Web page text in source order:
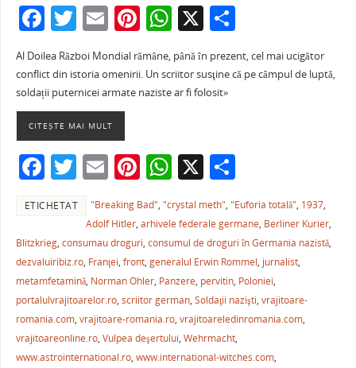
F
a
c
e
b
o
o
k
T
w
itt
er
E
m
ai
l
Pi
nt
er
e
W
h
at
s
p
p
X P
ta
Al Doilea Război Mondial rămâne, până în prezent, cel mai ucigător
conflict din istoria omenirii. Un scriitor susţine că pe câmpul de luptă,
soldații puternicei armate naziste ar fi folosit»
CITEȘTE MAI MULT
F
a
c
e
b
o
o
k
T
w
itt
er
E
m
ai
l
Pi
nt
er
e
st
W
h
at
s
A
p
p
X P
ta
je
a
ză
ETICHETAT "Breaking Bad","crystal meth","Euforia totală", 1937,
Adolf Hitler,arhivele federale germane, Berliner Kurier,
Blitzkrieg, consumau droguri, consumul de droguri în Germania nazistă,
dezvaluiribiz.ro, Franţei, front, generalul Erwin Rommel, jurnalist,
metamfetamină, Norman Ohler, Panzere, pervitin, Poloniei,
portalulvrajitoarelor.ro, scriitor german, Soldaţii nazişti, vrajitoare-
romania.com, vrajitoare-romania.ro, vrajitoareledinromania.com,
vrajitoareonline.ro, Vulpea deşertului, Wehrmacht,
www.astrointernational.ro, www.international-witches.com,